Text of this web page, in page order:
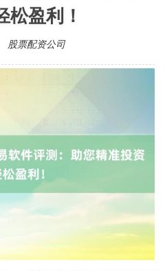
松盈利！
股票配资公司